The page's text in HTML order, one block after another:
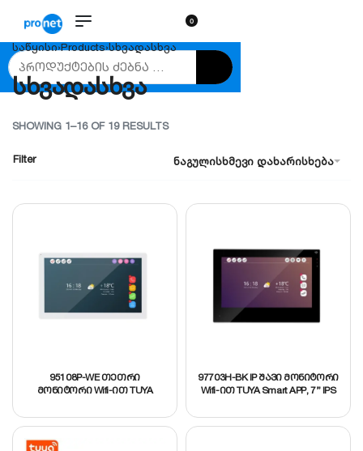
0
საწყისი›Products›სხვადასხვა
სხვადასხვა
SHOWING 1–16 OF 19 RESULTS
ნაგულისხმევი დახარისხება
Filter
95108P-WE თეთრი
მონიტორი Wifi-ით TUYA
97703H-BK IP შავი მონიტორი
Wifi-ით TUYA Smart APP, 7” IPS